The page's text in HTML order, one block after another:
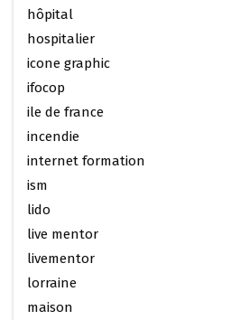
hôpital
hospitalier
icone graphic
ifocop
ile de france
incendie
internet formation
ism
lido
live mentor
livementor
lorraine
maison